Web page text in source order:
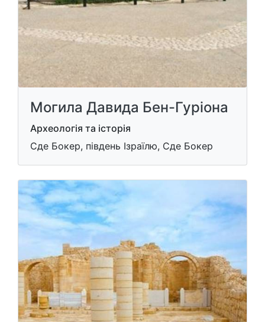
Могила Давида Бен-Гуріона
Археологія та історія
Сде Бокер, південь Ізраїлю, Сде Бокер